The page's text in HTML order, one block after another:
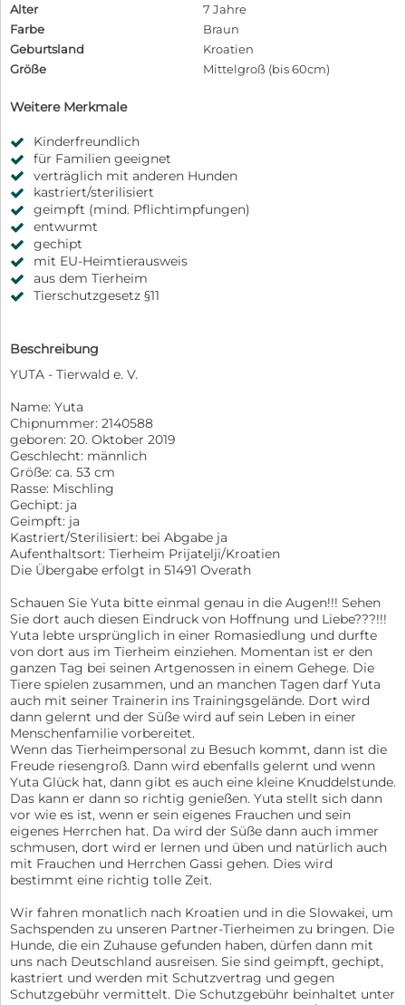
Alter
7 Jahre
Farbe
Braun
Geburtsland
Kroatien
Größe
Mittelgroß (bis 60cm)
Weitere Merkmale
Kinderfreundlich
für Familien geeignet
verträglich mit anderen Hunden
kastriert/sterilisiert
geimpft (mind. Pflichtimpfungen)
entwurmt
gechipt
mit EU-Heimtierausweis
aus dem Tierheim
Tierschutzgesetz §11
Beschreibung
YUTA - Tierwald e. V.
Name: Yuta
Chipnummer: 2140588
geboren: 20. Oktober 2019
Geschlecht: männlich
Größe: ca. 53 cm
Rasse: Mischling
Gechipt: ja
Geimpft: ja
Kastriert/Sterilisiert: bei Abgabe ja
Aufenthaltsort: Tierheim Prijatelji/Kroatien
Die Übergabe erfolgt in 51491 Overath
Schauen Sie Yuta bitte einmal genau in die Augen!!! Sehen
Sie dort auch diesen Eindruck von Hoffnung und Liebe???!!!
Yuta lebte ursprünglich in einer Romasiedlung und durfte
von dort aus im Tierheim einziehen. Momentan ist er den
ganzen Tag bei seinen Artgenossen in einem Gehege. Die
Tiere spielen zusammen, und an manchen Tagen darf Yuta
auch mit seiner Trainerin ins Trainingsgelände. Dort wird
dann gelernt und der Süße wird auf sein Leben in einer
Menschenfamilie vorbereitet.
Wenn das Tierheimpersonal zu Besuch kommt, dann ist die
Freude riesengroß. Dann wird ebenfalls gelernt und wenn
Yuta Glück hat, dann gibt es auch eine kleine Knuddelstunde.
Das kann er dann so richtig genießen. Yuta stellt sich dann
vor wie es ist, wenn er sein eigenes Frauchen und sein
eigenes Herrchen hat. Da wird der Süße dann auch immer
schmusen, dort wird er lernen und üben und natürlich auch
mit Frauchen und Herrchen Gassi gehen. Dies wird
bestimmt eine richtig tolle Zeit.
Wir fahren monatlich nach Kroatien und in die Slowakei, um
Sachspenden zu unseren Partner-Tierheimen zu bringen. Die
Hunde, die ein Zuhause gefunden haben, dürfen dann mit
uns nach Deutschland ausreisen. Sie sind geimpft, gechipt,
kastriert und werden mit Schutzvertrag und gegen
Schutzgebühr vermittelt. Die Schutzgebühr beinhaltet unter